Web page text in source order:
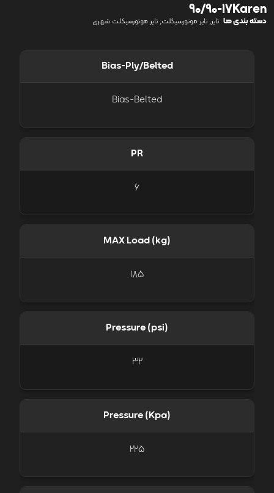
90/90-17Karen
دسته بندی ها تایر, تایر موتورسیکلت, تایر موتورسیکلت شهری
Bias-Ply/Belted
Bias-Belted
PR
6
MAX Load (kg)
185
Pressure (psi)
32
Pressure (Kpa)
225